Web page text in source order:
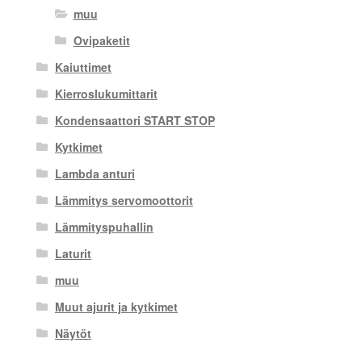
muu
Ovipaketit
Kaiuttimet
Kierroslukumittarit
Kondensaattori START STOP
Kytkimet
Lambda anturi
Lämmitys servomoottorit
Lämmityspuhallin
Laturit
muu
Muut ajurit ja kytkimet
Näytöt